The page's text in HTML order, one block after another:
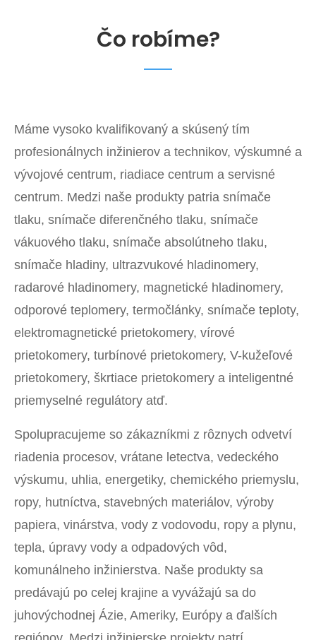
Čo robíme?
Máme vysoko kvalifikovaný a skúsený tím
profesionálnych inžinierov a technikov, výskumné a
vývojové centrum, riadiace centrum a servisné
centrum. Medzi naše produkty patria snímače
tlaku, snímače diferenčného tlaku, snímače
vákuového tlaku, snímače absolútneho tlaku,
snímače hladiny, ultrazvukové hladinomery,
radarové hladinomery, magnetické hladinomery,
odporové teplomery, termočlánky, snímače teploty,
elektromagnetické prietokomery, vírové
prietokomery, turbínové prietokomery, V-kužeľové
prietokomery, škrtiace prietokomery a inteligentné
priemyselné regulátory atď.
Spolupracujeme so zákazníkmi z rôznych odvetví
riadenia procesov, vrátane letectva, vedeckého
výskumu, uhlia, energetiky, chemického priemyslu,
ropy, hutníctva, stavebných materiálov, výroby
papiera, vinárstva, vody z vodovodu, ropy a plynu,
tepla, úpravy vody a odpadových vôd,
komunálneho inžinierstva. Naše produkty sa
predávajú po celej krajine a vyvážajú sa do
juhovýchodnej Ázie, Ameriky, Európy a ďalších